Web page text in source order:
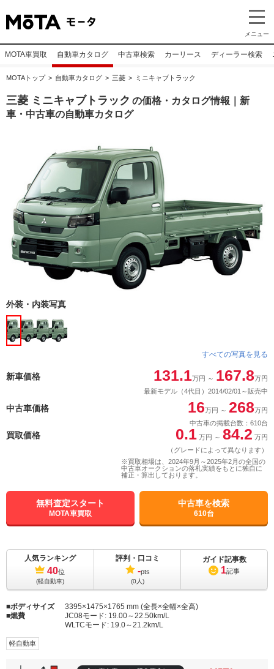
メニュー
MOTA車買取 自動車カタログ 中古車検索 カーリース ディーラー検索
MOTAトップ 自動車カタログ 三菱 ミニキャブトラック
三菱 ミニキャブトラック の価格・カタログ情報｜新
車・中古車の自動車カタログ
外装・内装写真
すべての写真を見る
新車価格 131.1万円 ～ 167.8万円
最新モデル（4代目）2014/02/01～販売中
中古車価格 16万円 ～ 268万円
中古車の掲載台数：610台
買取価格 0.1 万円 ～ 84.2 万円
（グレードによって異なります）
※買取相場は、2024年9月～2025年2月の全国の
中古車オークションの落札実績をもとに独自に
補正・算出しております。
無料査定スタート
MOTA車買取
中古車を検索
610台
人気ランキング
40位
(軽自動車)
評判・口コミ
-pts
(0人)
ガイド記事数
1記事
ボディサイズ
3395×1475×1765 mm (全長×全幅×全高)
燃費
JC08モード: 19.00～22.50km/L
WLTCモード: 19.0～21.2km/L
軽自動車